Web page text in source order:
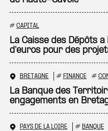
# CAPITAL
La Caisse des Dépôts
d'euros pour des
BRETAGNE # FINANCE #
La Banque des
engagements en
PAYS DE LA LOIRE # BANQUE